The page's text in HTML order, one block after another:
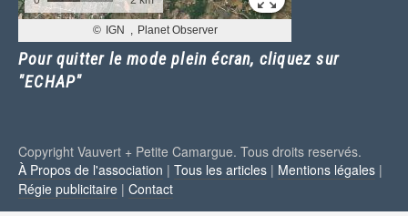
Pour quitter le mode plein écran, cliquez sur
"ECHAP"
Copyright Vauvert + Petite Camargue. Tous droits reservés.
À Propos de l'association | Tous les articles | Mentions légales |
Régie publicitaire | Contact